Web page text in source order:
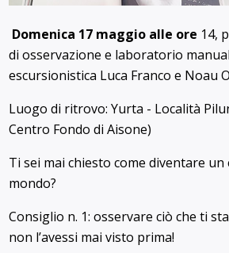
Domenica 17 maggio alle ore 14,
di osservazione e laboratorio
escursionistica Luca Franco e Noau
Luogo di ritrovo: Yurta - Località
Centro Fondo di Aisone)
Ti sei mai chiesto come diventare
mondo?
Consiglio n. 1: osservare ciò che ti
non l’avessi mai visto prima!